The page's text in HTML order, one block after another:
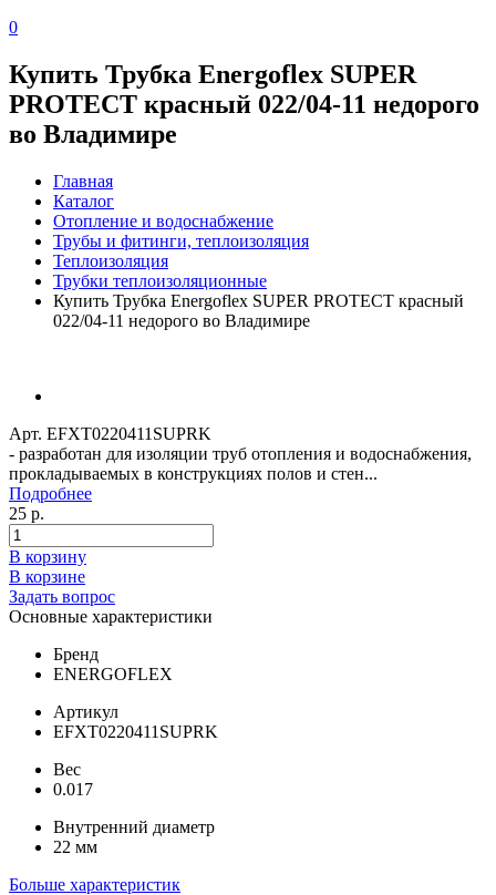
0
Купить Трубка Energoflex SUPER
PROTECT красный 022/04-11 недорого
во Владимире
Главная
Каталог
Отопление и водоснабжение
Трубы и фитинги, теплоизоляция
Теплоизоляция
Трубки теплоизоляционные
Купить Трубка Energoflex SUPER PROTECT красный
022/04-11 недорого во Владимире
Арт. EFXT0220411SUPRK
- разработан для изоляции труб отопления и водоснабжения,
прокладываемых в конструкциях полов и стен...
Подробнее
25 р.
В корзину
В корзине
Задать вопрос
Основные характеристики
Бренд
ENERGOFLEX
Артикул
EFXT0220411SUPRK
Вес
0.017
Внутренний диаметр
22 мм
Больше характеристик